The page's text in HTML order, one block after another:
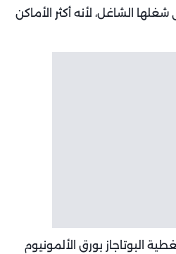
الشاغل، لأنه أكثر الأماكن
البوتاجاز بورق الألمونيوم